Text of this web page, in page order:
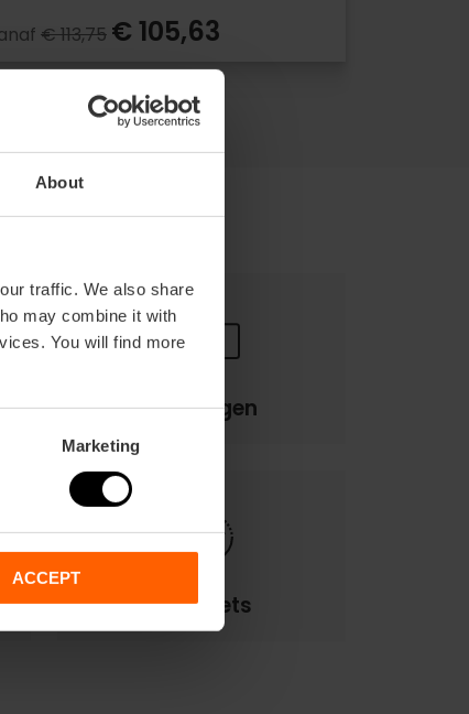
About
traffic. We also share
may combine it with
You will find more
Marketing
ACCEPT
€ 113,75 € 105,63
Betalingen
E-Tickets